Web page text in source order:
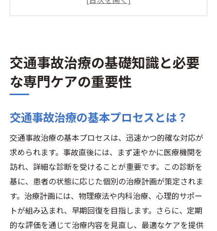
交通事故治療で注意すべき点
最新の診断技術を活用した交通事故治療の最前
線
AIによる診断の新たな可能性
交通事故治療におけるテクノロジーの役割
迅速な診断が可能にする治療プラン
最新技術による精密な治療計画
交通事故治療における技術導入のメリット
患者の早期回復を促す個別化治療プランの構築
法
交通事故治療の基礎知識と必要
な専門ケアの重要性
交通事故治療の基本プロセスとは？
交通事故治療の基本プロセスは、迅速かつ的確な対応が
求められます。事故直後には、まず速やかに医療機関を
訪れ、詳細な診断を受けることが重要です。この診断を
基に、患者の状態に応じた個別の治療計画が策定されま
す。治療計画には、物理療法や内科治療、心理的サポー
トが組み込まれ、早期回復を目指します。さらに、定期
的な評価を通じて治療内容を見直し、最適なケアを提供